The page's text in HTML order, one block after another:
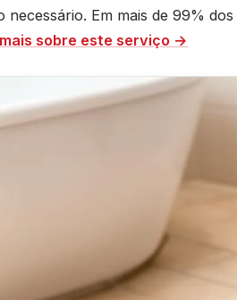
necessário. Em mais de 99%
sobre este serviço →